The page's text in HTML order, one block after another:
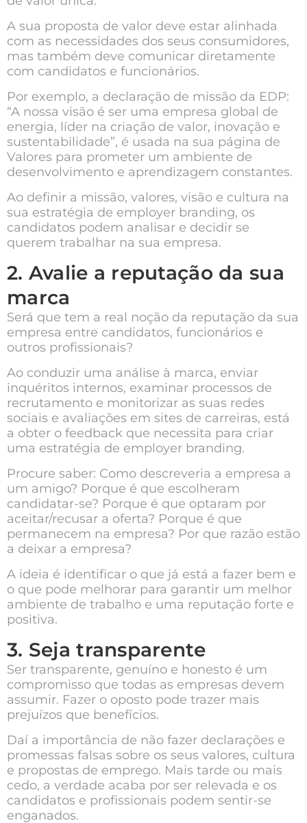
A sua proposta de valor deve estar alinhada
com as necessidades dos seus consumidores,
mas também deve comunicar diretamente
com candidatos e funcionários.
Por exemplo, a declaração de missão da EDP:
“A nossa visão é ser uma empresa global de
energia, líder na criação de valor, inovação e
sustentabilidade”, é usada na sua página de
Valores para prometer um ambiente de
desenvolvimento e aprendizagem constantes.
Ao definir a missão, valores, visão e cultura na
sua estratégia de employer branding, os
candidatos podem analisar e decidir se
querem trabalhar na sua empresa.
2. Avalie a reputação da sua
marca
Será que tem a real noção da reputação da sua
empresa entre candidatos, funcionários e
outros profissionais?
Ao conduzir uma análise à marca, enviar
inquéritos internos, examinar processos de
recrutamento e monitorizar as suas redes
sociais e avaliações em sites de carreiras, está
a obter o feedback que necessita para criar
uma estratégia de employer branding.
Procure saber: Como descreveria a empresa a
um amigo? Porque é que escolheram
candidatar-se? Porque é que optaram por
aceitar/recusar a oferta? Porque é que
permanecem na empresa? Por que razão estão
a deixar a empresa?
A ideia é identificar o que já está a fazer bem e
o que pode melhorar para garantir um melhor
ambiente de trabalho e uma reputação forte e
positiva.
3. Seja transparente
Ser transparente, genuíno e honesto é um
compromisso que todas as empresas devem
assumir. Fazer o oposto pode trazer mais
prejuízos que benefícios.
Daí a importância de não fazer declarações e
promessas falsas sobre os seus valores, cultura
e propostas de emprego. Mais tarde ou mais
cedo, a verdade acaba por ser relevada e os
candidatos e profissionais podem sentir-se
enganados.